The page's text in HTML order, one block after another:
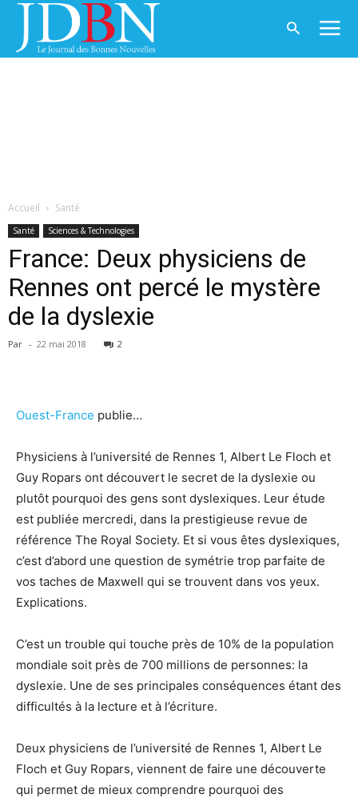
Accueil Santé
Santé Sciences & Technologies
France: Deux physiciens de
Rennes ont percé le mystère
de la dyslexie
Par - 22 mai 2018 2
Ouest-France publie…
Physiciens à l’université de Rennes 1, Albert Le Floch et
Guy Ropars ont découvert le secret de la dyslexie ou
plutôt pourquoi des gens sont dyslexiques. Leur étude
est publiée mercredi, dans la prestigieuse revue de
référence The Royal Society. Et si vous êtes dyslexiques,
c’est d’abord une question de symétrie trop parfaite de
vos taches de Maxwell qui se trouvent dans vos yeux.
Explications.
C’est un trouble qui touche près de 10% de la population
mondiale soit près de 700 millions de personnes: la
dyslexie. Une de ses principales conséquences étant des
difficultés à la lecture et à l’écriture.
Deux physiciens de l’université de Rennes 1, Albert Le
Floch et Guy Ropars, viennent de faire une découverte
qui permet de mieux comprendre pourquoi des